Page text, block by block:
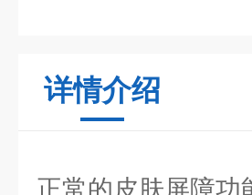
详情介绍
正常的皮肤屏障功